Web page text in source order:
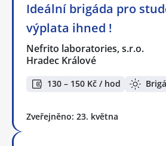
Ideální brigáda pro
výplata ihned !
Nefrito laboratories, s.r.o.
Hradec Králové
130 – 150 Kč / hod
Zveřejněno: 23. května